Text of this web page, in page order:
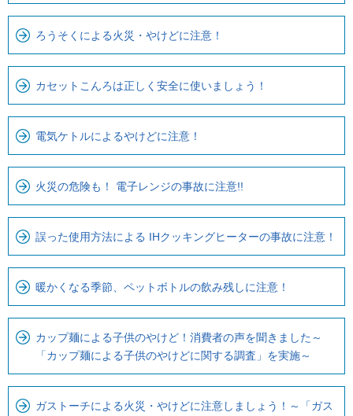
す
。
ル
ナ
で
す
ろうそくによる火災・やけどに注意！
カセットこんろは正しく安全に使いましょう！
電気ケトルによるやけどに注意！
火災の危険も！ 電子レンジの事故に注意!!
誤った使用方法による IHクッキングヒーターの事故に注意！
暖かくなる季節、ペットボトルの飲み残しに注意！
カップ麺による子供のやけど！消費者の声を聞きました～
「カップ麺による子供のやけどに関する調査」を実施～
ガストーチによる火災・やけどに注意しましょう！～「ガス